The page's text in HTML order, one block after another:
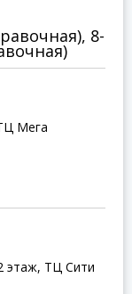
8-
Мега
этаж, ТЦ Сити